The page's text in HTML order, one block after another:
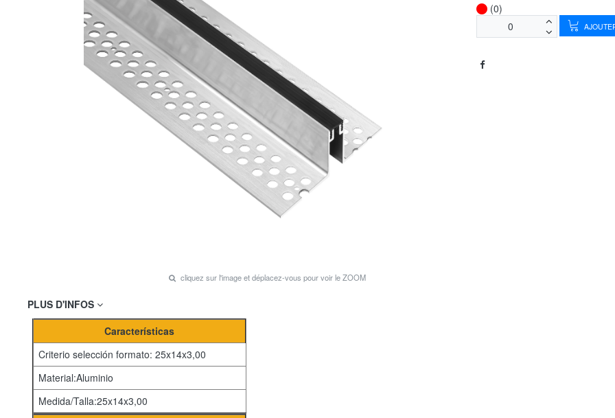
cliquez sur l'image et déplacez-vous pour voir le ZOOM
(0)
PLUS D'INFOS
Características
Criterio selección formato: 25x14x3,00
Material:Aluminio
Medida/Talla:25x14x3,00